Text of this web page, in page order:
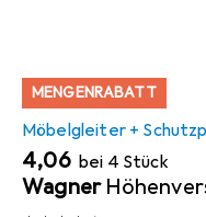
MENGENRABATT
Möbelgleiter +
EUR
4,06 bei 4 Stück
Wagner